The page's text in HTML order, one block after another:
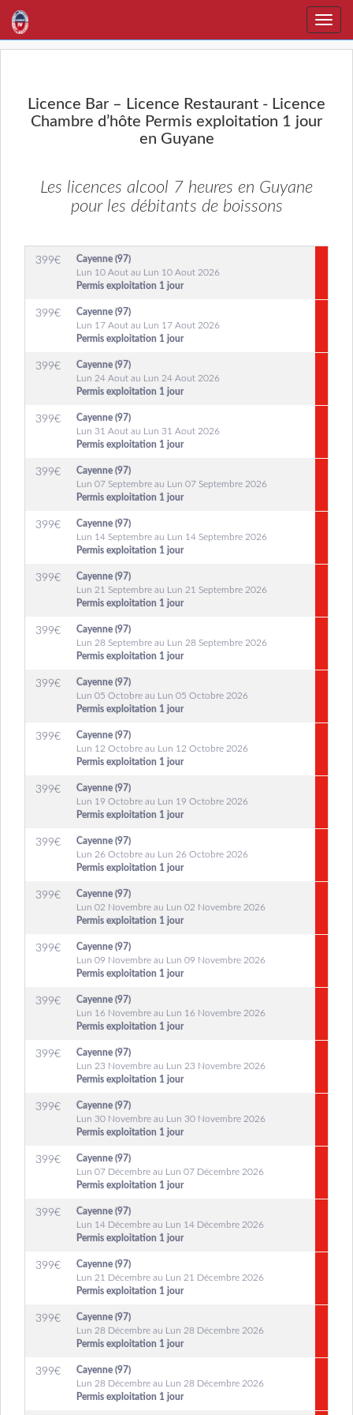
Toggle
Licence Bar – Licence Restaurant - Licence
Chambre d’hôte Permis exploitation 1 jour
en Guyane
Les licences alcool 7 heures en Guyane
pour les débitants de boissons
399€
Cayenne (97)
Lun 10 Aout au Lun 10 Aout 2026
Permis exploitation 1 jour
399€
Cayenne (97)
Lun 17 Aout au Lun 17 Aout 2026
Permis exploitation 1 jour
399€
Cayenne (97)
Lun 24 Aout au Lun 24 Aout 2026
Permis exploitation 1 jour
399€
Cayenne (97)
Lun 31 Aout au Lun 31 Aout 2026
Permis exploitation 1 jour
399€
Cayenne (97)
Lun 07 Septembre au Lun 07 Septembre 2026
Permis exploitation 1 jour
399€
Cayenne (97)
Lun 14 Septembre au Lun 14 Septembre 2026
Permis exploitation 1 jour
399€
Cayenne (97)
Lun 21 Septembre au Lun 21 Septembre 2026
Permis exploitation 1 jour
399€
Cayenne (97)
Lun 28 Septembre au Lun 28 Septembre 2026
Permis exploitation 1 jour
399€
Cayenne (97)
Lun 05 Octobre au Lun 05 Octobre 2026
Permis exploitation 1 jour
399€
Cayenne (97)
Lun 12 Octobre au Lun 12 Octobre 2026
Permis exploitation 1 jour
399€
Cayenne (97)
Lun 19 Octobre au Lun 19 Octobre 2026
Permis exploitation 1 jour
399€
Cayenne (97)
Lun 26 Octobre au Lun 26 Octobre 2026
Permis exploitation 1 jour
399€
Cayenne (97)
Lun 02 Novembre au Lun 02 Novembre 2026
Permis exploitation 1 jour
399€
Cayenne (97)
Lun 09 Novembre au Lun 09 Novembre 2026
Permis exploitation 1 jour
399€
Cayenne (97)
Lun 16 Novembre au Lun 16 Novembre 2026
Permis exploitation 1 jour
399€
Cayenne (97)
Lun 23 Novembre au Lun 23 Novembre 2026
Permis exploitation 1 jour
399€
Cayenne (97)
Lun 30 Novembre au Lun 30 Novembre 2026
Permis exploitation 1 jour
399€
Cayenne (97)
Lun 07 Décembre au Lun 07 Décembre 2026
Permis exploitation 1 jour
399€
Cayenne (97)
Lun 14 Décembre au Lun 14 Décembre 2026
Permis exploitation 1 jour
399€
Cayenne (97)
Lun 21 Décembre au Lun 21 Décembre 2026
Permis exploitation 1 jour
399€
Cayenne (97)
Lun 28 Décembre au Lun 28 Décembre 2026
Permis exploitation 1 jour
399€
Cayenne (97)
Lun 28 Décembre au Lun 28 Décembre 2026
Permis exploitation 1 jour